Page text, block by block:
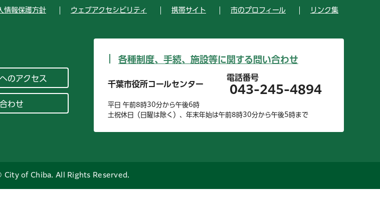
情報保護方針 ウェブアクセシビリティ 携帯サイト 市のプロフィール リンク集
のアクセス
わせ
各種制度、手続、施設等に関する問い合わせ
千葉市役所コールセンター
電話番号
043-245-4894
平日 午前8時30分から午後6時
土祝休日（日曜は除く）、年末年始は午前8時30分から午後5時まで
of Chiba. All Rights Reserved.